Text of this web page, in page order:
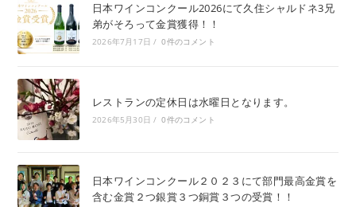
日本ワインコンクール2026にて久住シャルドネ3兄
弟がそろって金賞獲得！！
2026年7月17日 / 0件のコメント
レストランの定休日は水曜日となります。
2026年5月30日 / 0件のコメント
日本ワインコンクール２０２３にて部門最高金賞を
含む金賞２つ銀賞３つ銅賞３つの受賞！！